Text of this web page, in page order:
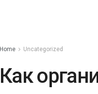
Home Uncategorized
Как